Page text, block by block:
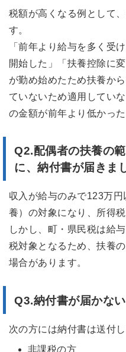
税額が高くなる例として
す。
「前年より給与を多く受
開始した」「扶養控除に
が勤め始めたため扶養か
ていないため適用してい
の金額が前年より低かっ
Q2.配偶者の扶養の
に、納付書が届きま
収入が給与のみで123万
養）の対象になり、所得税
しかし、町・県民税は給
税対象となるため、扶養
場合があります。
Q3.納付書が届かない
次の方には納付書は送付し
非課税の方